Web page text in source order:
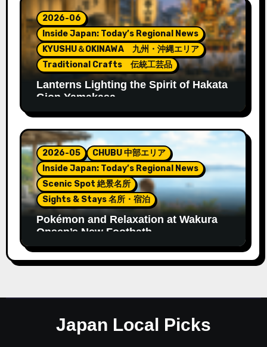
2026-06
Inside Japan: Today’s Regional News
KYUSHU＆OKINAWA 九州・沖縄エリア
Traditional Crafts 伝統工芸品
Lanterns Lighting the Spirit of Hakata
Gion Yamakasa
2026-05
CHUBU 中部エリア
Inside Japan: Today’s Regional News
Scenic Spot 絶景名所
Sights & Stays 名所・宿泊
Pokémon and Relaxation at Wakura
Onsen’s New Footbath
Japan Local Picks